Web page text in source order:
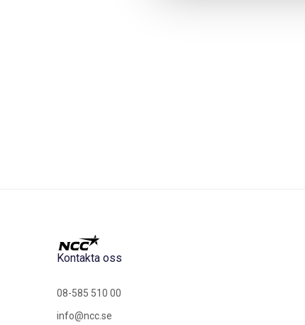
Kontakta oss
08-585 510 00
info@ncc.se